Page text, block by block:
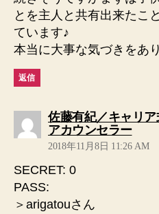
とを主人と共有出来たこ
ています♪
本当に大事な気づきをあ
返信
佐藤有紀／キャリ
アカウンセラーの
発
2018年11月8日 11:26 AM
SECRET: 0
PASS:
＞arigatouさん